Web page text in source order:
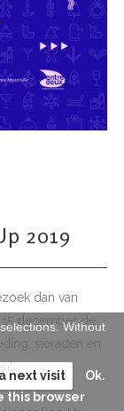
2019
dan van
december de
sieraden en
Without
next visit
Ok.
this browser